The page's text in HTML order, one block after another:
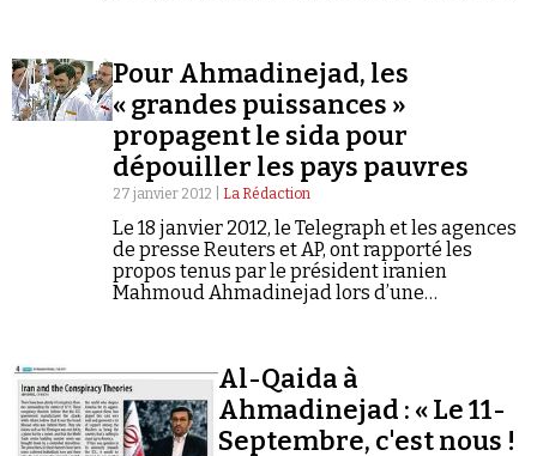
Pour Ahmadinejad, les
« grandes puissances »
propagent le sida pour
dépouiller les pays pauvres
27 janvier 2012 | La Rédaction
Le 18 janvier 2012, le Telegraph et les agences
de presse Reuters et AP, ont rapporté les
propos tenus par le président iranien
Mahmoud Ahmadinejad lors d’une
Al-Qaida à
Ahmadinejad : « Le 11-
Septembre, c'est nous !